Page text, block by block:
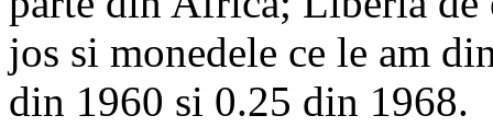
jos si monedele ce le am
din 1960 si 0.25 din 1968.